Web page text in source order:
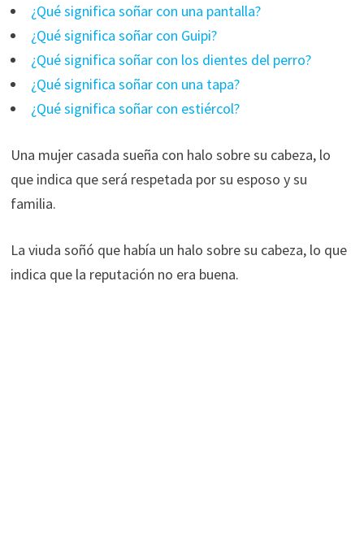
¿Qué significa soñar con una pantalla?
¿Qué significa soñar con Guipi?
¿Qué significa soñar con los dientes del perro?
¿Qué significa soñar con una tapa?
¿Qué significa soñar con estiércol?
Una mujer casada sueña con halo sobre su cabeza, lo
que indica que será respetada por su esposo y su
familia.
La viuda soñó que había un halo sobre su cabeza, lo que
indica que la reputación no era buena.